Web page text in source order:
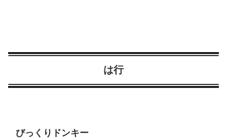
は行
びっくりドンキー